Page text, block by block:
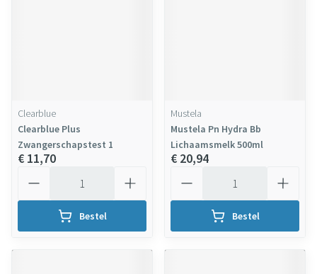
Clearblue
Clearblue Plus
Zwangerschapstest 1
€ 11,70
Bestel
Mustela
Mustela Pn Hydra Bb
Lichaamsmelk 500ml
€ 20,94
Bestel